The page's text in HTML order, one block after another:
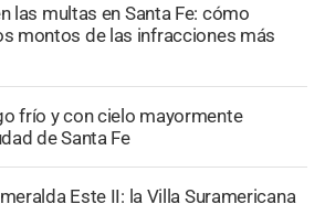
las multas en Santa Fe: cómo
montos de las infracciones más
frío y con cielo mayormente
de Santa Fe
Este II: la Villa Suramericana